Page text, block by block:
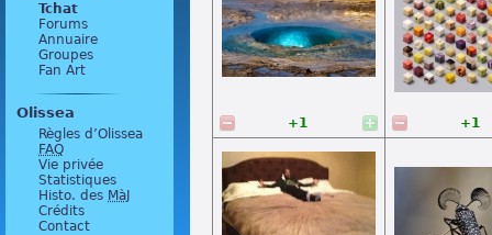
Tchat
Forums
Annuaire
Groupes
Fan Art
Olissea
Règles d’Olissea
FAQ
Vie privée
Statistiques
Histo. des MàJ
Crédits
Contact
+1 +1